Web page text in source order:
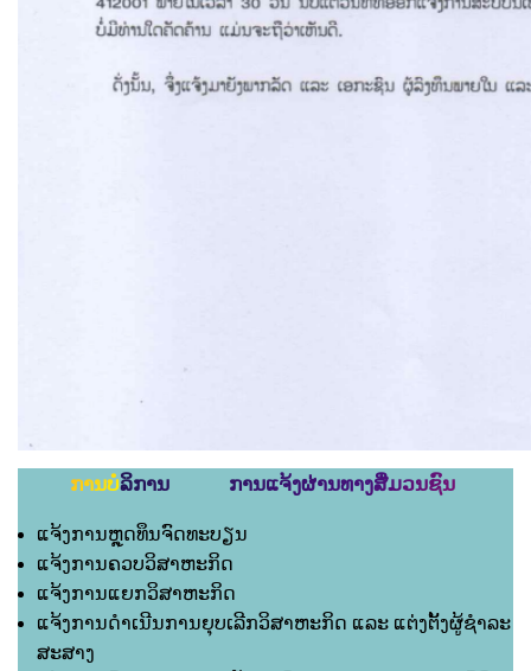
ການບໍລິການ ການແຈ້ງຜ່ານທາງສື່ມວນຊົນ
ແຈ້ງການຫຼຸດທຶນຈົດທະບຽນ
ແຈ້ງການຄວບວິສາຫະກິດ
ແຈ້ງການແຍກວິສາຫະກິດ
ແຈ້ງການດຳເນີນການຍຸບເລີກວິສາຫະກິດ ແລະ ແຕ່ງຕັ້ງຜູ້ຊຳລະ
ສະສາງ